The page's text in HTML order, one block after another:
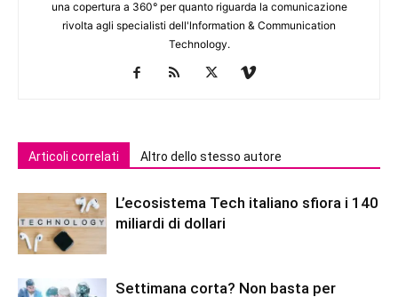
una copertura a 360° per quanto riguarda la comunicazione
rivolta agli specialisti dell'lnformation & Communication
Technology.
Articoli correlati Altro dello stesso autore
L’ecosistema Tech italiano sfiora i 140
miliardi di dollari
Settimana corta? Non basta per